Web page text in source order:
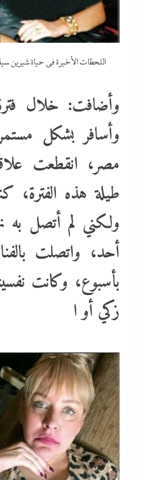
اللحظات الأخيرة في حياة شيرين
وأضافت: خلال
وأسافر بشكل
مصر، انقطعت
طيلة هذه
ولكني لم أتصل به
أحد، واتصلت
بأسبوع، وكانت
زكي أو ا